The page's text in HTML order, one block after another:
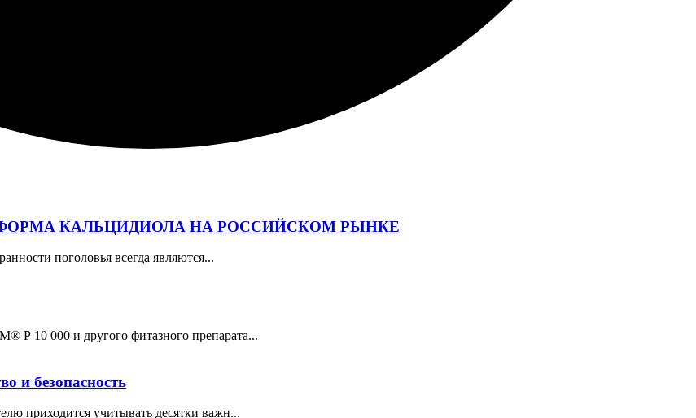
КАЛЬЦИДИОЛА НА РОССИЙСКОМ РЫНКЕ
поголовья всегда являются...
10 000 и другого фитазного препарата...
и безопасность
приходится учитывать десятки важн...